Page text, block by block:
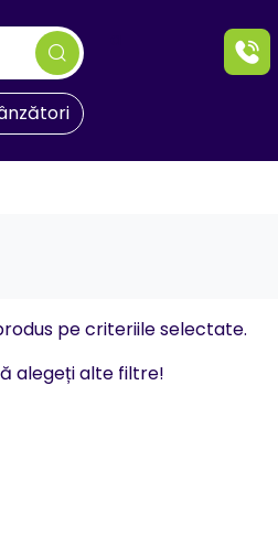
pe criteriile selectate.
alegeți alte filtre!